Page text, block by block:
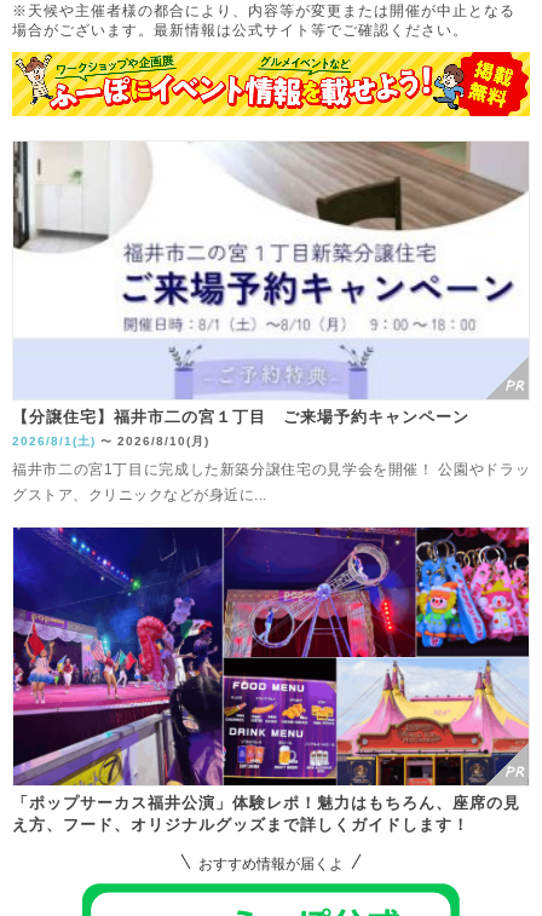
※天候や主催者様の都合により、内容等が変更または開催が中止となる
場合がございます。 最新情報は公式サイト等でご確認ください。
【分譲住宅】福井市二の宮１丁目 ご来場予約キャンペーン
2026/8/1(土) 〜 2026/8/10(月)
福井市二の宮1丁目に完成した新築分譲住宅の見学会を開催！ 公園やドラッ
グストア、クリニックなどが身近に...
「ポップサーカス福井公演」体験レポ！魅力はもちろん、座席の見
え方、フード、オリジナルグッズまで詳しくガイドします！
おすすめ情報が届くよ